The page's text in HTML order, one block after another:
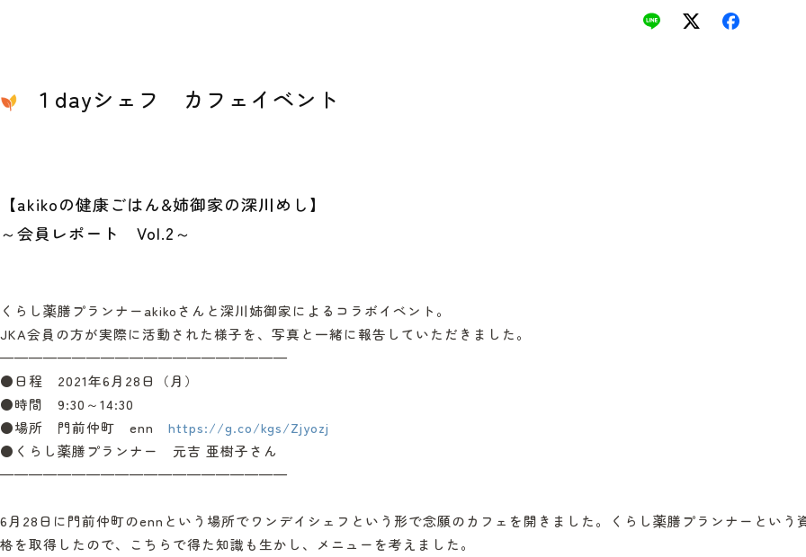
１dayシェフ カフェイベント
【akikoの健康ごはん&姉御家の深川めし】
～会員レポート Vol.2～
くらし薬膳プランナーakikoさんと深川姉御家によるコラボイベント。
JKA会員の方が実際に活動された様子を、写真と一緒に報告していただきました。
————————————————————
●日程 2021年6月28日（月）
●時間 9:30～14:30
●場所 門前仲町 enn https://g.co/kgs/Zjyozj
●くらし薬膳プランナー 元吉 亜樹子さん
————————————————————
6月28日に門前仲町のennという場所でワンデイシェフという形で念願のカフェを開きました。くらし薬膳プランナーという
格を取得したので、こちらで得た知識も生かし、メニューを考えました。ㅤ